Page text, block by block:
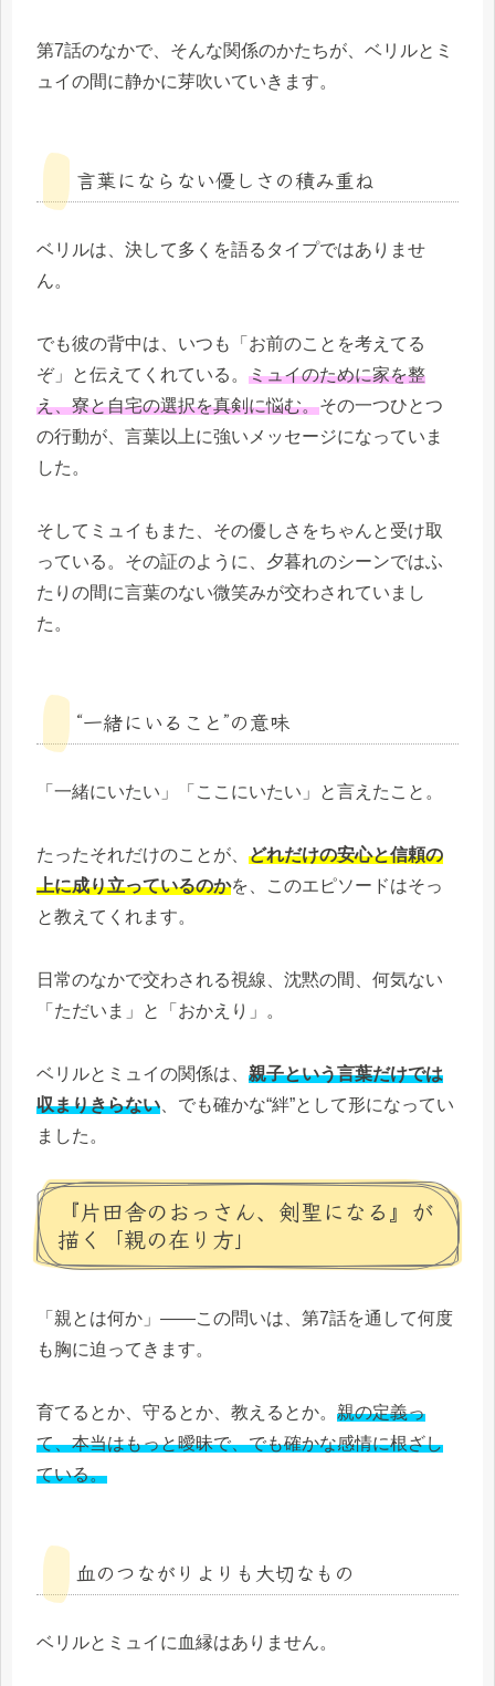
第7話のなかで、そんな関係のかたちが、ベリルとミ
ュイの間に静かに芽吹いていきます。
言葉にならない優しさの積み重ね
ベリルは、決して多くを語るタイプではありませ
ん。
でも彼の背中は、いつも「お前のことを考えてる
ぞ」と伝えてくれている。 ミュイのために家を整
え、寮と自宅の選択を真剣に悩む。その一つひとつ
の行動が、言葉以上に強いメッセージになっていま
した。
そしてミュイもまた、その優しさをちゃんと受け取
っている。その証のように、夕暮れのシーンではふ
たりの間に言葉のない微笑みが交わされていまし
た。
“一緒にいること”の意味
「一緒にいたい」「ここにいたい」と言えたこと。
たったそれだけのことが、 どれだけの安心と信頼の
上に成り立っているのかを、このエピソードはそっ
と教えてくれます。
日常のなかで交わされる視線、沈黙の間、何気ない
「ただいま」と「おかえり」。
ベリルとミュイの関係は、 親子という言葉だけでは
収まりきらない 、でも確かな“絆”として形になってい
ました。
『片田舎のおっさん、剣聖になる』が
描く「親の在り方」
「親とは何か」――この問いは、第7話を通して何度
も胸に迫ってきます。
育てるとか、守るとか、教えるとか。 親の定義っ
て、本当はもっと曖昧で、でも確かな感情に根ざし
ている。
血のつながりよりも大切なもの
ベリルとミュイに血縁はありません。